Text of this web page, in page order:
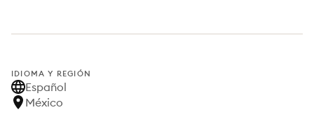
IDIOMA Y REGIÓN
Español
México